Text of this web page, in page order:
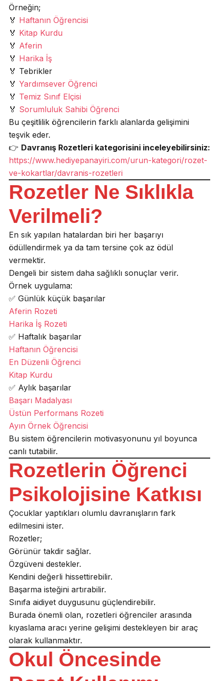
Örneğin;
🏅 Haftanın Öğrencisi
🏅 Kitap Kurdu
🏅 Aferin
🏅 Harika İş
🏅 Tebrikler
🏅 Yardımsever Öğrenci
🏅 Temiz Sınıf Elçisi
🏅 Sorumluluk Sahibi Öğrenci
Bu çeşitlilik öğrencilerin farklı alanlarda gelişimini
teşvik eder.
👉 Davranış Rozetleri kategorisini inceleyebilirsiniz:
https://www.hediyepanayiri.com/urun-kategori/rozet-
ve-kokartlar/davranis-rozetleri
Rozetler Ne Sıklıkla
Verilmeli?
En sık yapılan hatalardan biri her başarıyı
ödüllendirmek ya da tam tersine çok az ödül
vermektir.
Dengeli bir sistem daha sağlıklı sonuçlar verir.
Örnek uygulama:
✅ Günlük küçük başarılar
Aferin Rozeti
Harika İş Rozeti
✅ Haftalık başarılar
Haftanın Öğrencisi
En Düzenli Öğrenci
Kitap Kurdu
✅ Aylık başarılar
Başarı Madalyası
Üstün Performans Rozeti
Ayın Örnek Öğrencisi
Bu sistem öğrencilerin motivasyonunu yıl boyunca
canlı tutabilir.
Rozetlerin Öğrenci
Psikolojisine Katkısı
Çocuklar yaptıkları olumlu davranışların fark
edilmesini ister.
Rozetler;
Görünür takdir sağlar.
Özgüveni destekler.
Kendini değerli hissettirebilir.
Başarma isteğini artırabilir.
Sınıfa aidiyet duygusunu güçlendirebilir.
Burada önemli olan, rozetleri öğrenciler arasında
kıyaslama aracı yerine gelişimi destekleyen bir araç
olarak kullanmaktır.
Okul Öncesinde